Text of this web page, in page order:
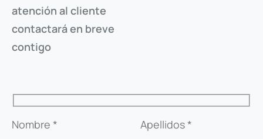
atención al cliente
contactará en breve
contigo
Nombre * Apellidos *